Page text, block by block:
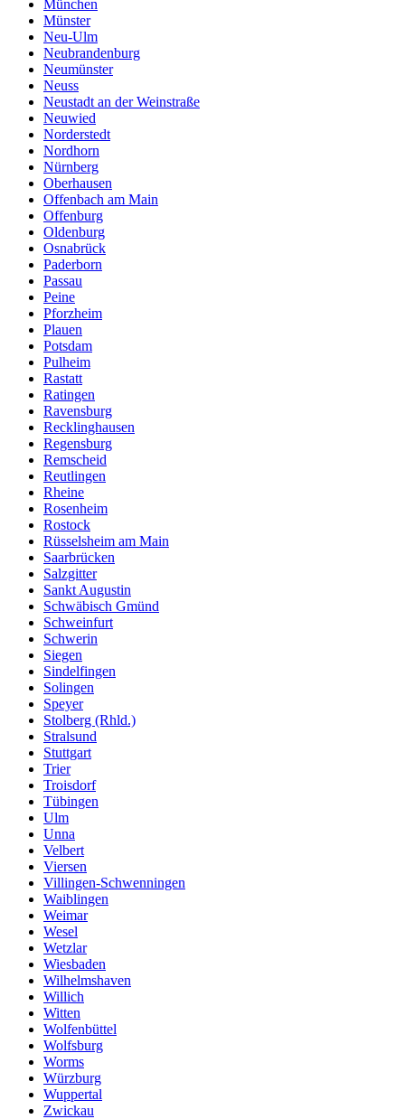
München
Münster
Neu-Ulm
Neubrandenburg
Neumünster
Neuss
Neustadt an der Weinstraße
Neuwied
Norderstedt
Nordhorn
Nürnberg
Oberhausen
Offenbach am Main
Offenburg
Oldenburg
Osnabrück
Paderborn
Passau
Peine
Pforzheim
Plauen
Potsdam
Pulheim
Rastatt
Ratingen
Ravensburg
Recklinghausen
Regensburg
Remscheid
Reutlingen
Rheine
Rosenheim
Rostock
Rüsselsheim am Main
Saarbrücken
Salzgitter
Sankt Augustin
Schwäbisch Gmünd
Schweinfurt
Schwerin
Siegen
Sindelfingen
Solingen
Speyer
Stolberg (Rhld.)
Stralsund
Stuttgart
Trier
Troisdorf
Tübingen
Ulm
Unna
Velbert
Viersen
Villingen-Schwenningen
Waiblingen
Weimar
Wesel
Wetzlar
Wiesbaden
Wilhelmshaven
Willich
Witten
Wolfenbüttel
Wolfsburg
Worms
Würzburg
Wuppertal
Zwickau